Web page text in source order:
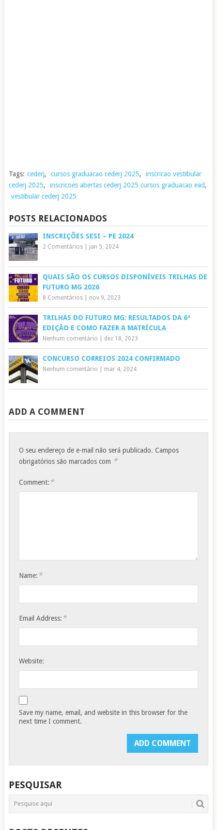
Tags: cederj, cursos graduacao cederj 2025,
inscricao vestibular
cederj 2025, inscricoes abertas cederj 2025 cursos graduacao ead,
vestibular cederj 2025
POSTS RELACIONADOS
INSCRIÇÕES SESI – PE 2024
2 Comentários| jan 5, 2024
QUAIS SÃO OS CURSOS DISPONÍVEIS TRILHAS DE
FUTURO MG 2026
8 Comentários| nov 9, 2023
TRILHAS DO FUTURO MG: RESULTADOS DA 6ª
EDIÇÃO E COMO FAZER A MATRÍCULA
Nenhum comentário dez 18, 2023
CONCURSO CORREIOS 2024 CONFIRMADO
Nenhum comentário mar 4, 2024
ADD A COMMENT
O seu endereço de e-mail não será publicado. Campos
obrigatórios são marcados com *
Comment: *
Name: *
Email Address: *
Website:
Save my name, email, and website in this browser for the
next time I comment.
PESQUISAR